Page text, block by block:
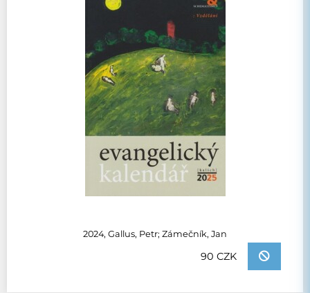
2024, Gallus, Petr; Zámečník, Jan
90 CZK